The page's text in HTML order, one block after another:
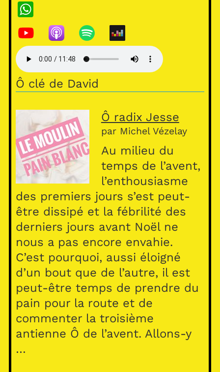
W
h
at
s
A
p
Ô clé de David
Ô radix Jesse
par Michel Vézelay
Au milieu du
temps de l’avent,
l’enthousiasme
des premiers jours s’est peut-
être dissipé et la fébrilité des
derniers jours avant Noël ne
nous a pas encore envahie.
C’est pourquoi, aussi éloigné
d’un bout que de l’autre, il est
peut-être temps de prendre du
pain pour la route et de
commenter la troisième
antienne Ô de l’avent. Allons-y
…